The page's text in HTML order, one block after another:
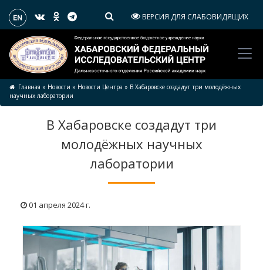
ВЕРСИЯ ДЛЯ СЛАБОВИДЯЩИХ
Главная » Новости » Новости Центра » В Хабаровске создадут три молодёжных
научных лаборатории
В Хабаровске создадут три
молодёжных научных
лаборатории
01 апреля 2024 г.